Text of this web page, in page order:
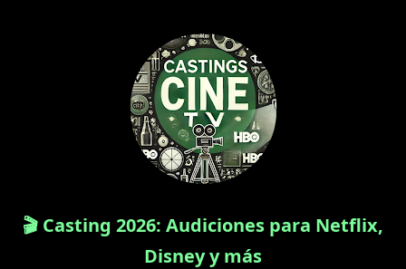
🎬 Casting 2026: Audiciones para Netflix,
Disney y más